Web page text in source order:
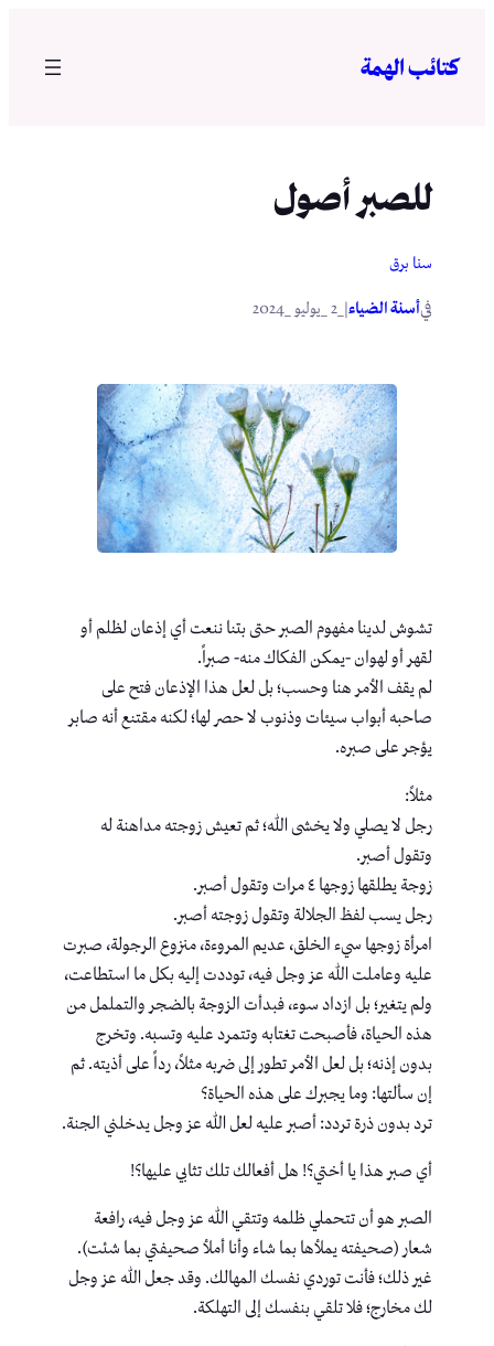
المحتوى
كتائب الهمة
للصبر أصول
سنا برق
فيأسنة الضياء
تشوش لدينا مفهوم الصبر حتى بتنا ننعت أي إذعان لظلم أو
لقهر أو لهوان -يمكن الفكاك منه- صبراً.
لم يقف الأمر هنا وحسب؛ بل لعل هذا الإذعان فتح على
صاحبه أبواب سيئات وذنوب لا حصر لها؛ لكنه مقتنع أنه صابر
يؤجر على صبره.
مثلاً:
رجل لا يصلي ولا يخشى الله؛ ثم تعيش زوجته مداھنة له
وتقول أصبر.
زوجة يطلقھا زوجها ٤ مرات وتقول أصبر.
رجل يسب لفظ الجلالة وتقول زوجته أصبر.
امرأة زوجها سيء الخلق، عديم المروءة، منزوع الرجولة، صبرت
عليه وعاملت الله عز وجل فيه، توددت إليه بكل ما استطاعت،
ولم يتغير؛ بل ازداد سوء، فبدأت الزوجة بالضجر والتململ من
هذه الحياة، فأصبحت تغتابه وتتمرد عليه وتسبه. وتخرج
بدون إذنه؛ بل لعل الأمر تطور إلى ضربه مثلاً، رداً على أذيته. ثم
إن سألتها: وما يجبرك على هذه الحياة؟
ترد بدون ذرة تردد: أصبر عليه لعل الله عز وجل يدخلني الجنة.
أي صبر هذا يا أختي؟! هل أفعالك تلك تثابي عليها؟!
الصبر هو أن تتحملي ظلمه وتتقي الله عز وجل فيه، رافعة
شعار (صحيفته يملأها بما شاء وأنا أملأ صحيفتي بما شئت).
غير ذلك؛ فأنت توردي نفسك المهالك. وقد جعل الله عز وجل
لك مخارج؛ فلا تلقي بنفسك إلى التهلكة.